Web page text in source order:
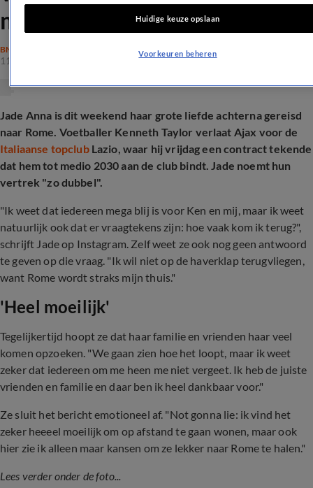
moeilijk'
BN'ERS
11 jan 2026, 21:45
Jade Anna is dit weekend haar grote liefde achterna gereisd
naar Rome. Voetballer Kenneth Taylor verlaat Ajax voor de
Italiaanse topclubLazio, waar hij vrijdag een contract tekende
dat hem tot medio 2030 aan de club bindt.Jade noemt hun
vertrek "zo dubbel".
"Ik weet dat iedereen mega blij is voor Ken en mij, maar ik weet
natuurlijk ook dat er vraagtekens zijn: hoe vaak kom ik terug?",
schrijft Jade op Instagram. Zelf weet ze ook nog geen antwoord
te geven op die vraag. "Ik wil niet op de haverklap terugvliegen,
want Rome wordt straks mijn thuis."
'Heel moeilijk'
Tegelijkertijd hoopt ze dat haar familie en vrienden haar veel
komen opzoeken. "We gaan zien hoe het loopt, maar ik weet
zeker dat iedereen om me heen me niet vergeet. Ik heb de juiste
vrienden en familie en daar ben ik heel dankbaar voor."
Ze sluit het bericht emotioneel af. "Not gonna lie: ik vind het
zeker heeeel moeilijk om op afstand te gaan wonen, maar ook
hier zie ik alleen maar kansen om ze lekker naar Rome te halen."
Lees verder onder de foto...
Huidige keuze opslaan
Voorkeuren beheren